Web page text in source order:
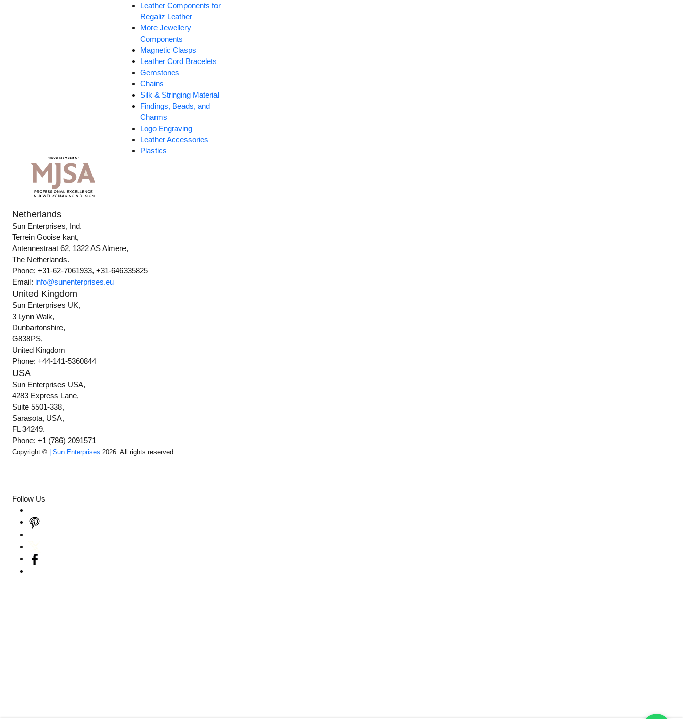
Leather Components for
Regaliz Leather
More Jewellery
Components
Magnetic Clasps
Leather Cord Bracelets
Gemstones
Chains
Silk & Stringing Material
Findings, Beads, and
Charms
Logo Engraving
Leather Accessories
Plastics
Netherlands
Sun Enterprises, Ind.
Terrein Gooise kant,
Antennestraat 62, 1322 AS Almere,
The Netherlands.
Phone: +31-62-7061933, +31-646335825
Email: info@sunenterprises.eu
United Kingdom
Sun Enterprises UK,
3 Lynn Walk,
Dunbartonshire,
G838PS,
United Kingdom
Phone: +44-141-5360844
USA
Sun Enterprises USA,
4283 Express Lane,
Suite 5501-338,
Sarasota, USA,
FL 34249.
Phone: +1 (786) 2091571
Copyright © | Sun Enterprises 2026. All rights reserved.
Follow Us